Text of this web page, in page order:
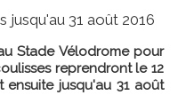
jusqu'au 31 août 2016
Stade Vélodrome pour
reprendront le 12
ensuite jusqu'au 31 août